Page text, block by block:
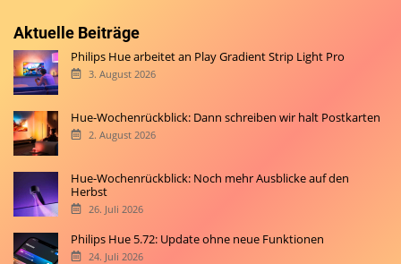
Aktuelle Beiträge
Philips Hue arbeitet an Play Gradient Strip Light Pro
3. August 2026
Hue-Wochenrückblick: Dann schreiben wir halt Postkarten
2. August 2026
Hue-Wochenrückblick: Noch mehr Ausblicke auf den
Herbst
26. Juli 2026
Philips Hue 5.72: Update ohne neue Funktionen
24. Juli 2026